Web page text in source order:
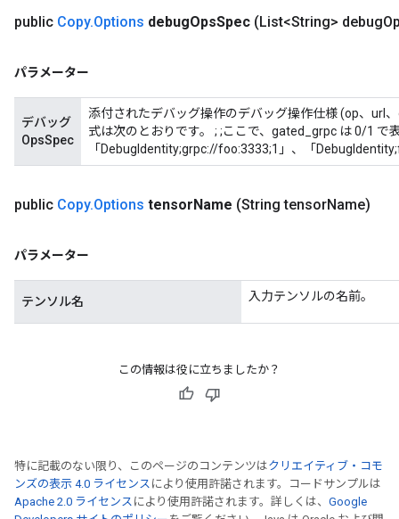
public Copy.Options debugOpsSpec (List<String> debug
パラメーター
デバッグ
OpsSpec
添付されたデバッグ操作のデバッグ操作仕様 (op、url
式は次のとおりです。
; ;ここで、gated_grpc は 0/1 で
「DebugIdentity;grpc://foo:3333;1」、「
public Copy.Options tensorName (String tensorName)
パラメーター
テンソル名 入力テンソルの名前。
この情報は役に立ちましたか？
特に記載のない限り、このページのコンテンツはクリエイティブ・コモ
ンズの表示 4.0 ライセンス により使用許諾されます。コードサンプルは
Apache 2.0 ライセンス により使用許諾されます。詳しくは、 Google